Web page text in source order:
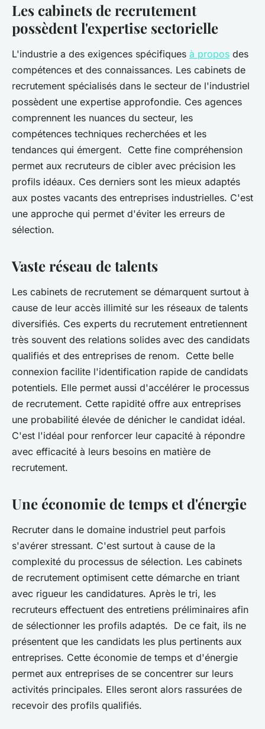
Les cabinets de recrutement
possèdent l'expertise sectorielle
L'industrie a des exigences spécifiques à propos des
compétences et des connaissances. Les cabinets de
recrutement spécialisés dans le secteur de l'industriel
possèdent une expertise approfondie. Ces agences
comprennent les nuances du secteur, les
compétences techniques recherchées et les
tendances qui émergent. Cette fine compréhension
permet aux recruteurs de cibler avec précision les
profils idéaux. Ces derniers sont les mieux adaptés
aux postes vacants des entreprises industrielles. C'est
une approche qui permet d'éviter les erreurs de
sélection.
Vaste réseau de talents
Les cabinets de recrutement se démarquent surtout à
cause de leur accès illimité sur les réseaux de talents
diversifiés. Ces experts du recrutement entretiennent
très souvent des relations solides avec des candidats
qualifiés et des entreprises de renom. Cette belle
connexion facilite l'identification rapide de candidats
potentiels. Elle permet aussi d'accélérer le processus
de recrutement. Cette rapidité offre aux entreprises
une probabilité élevée de dénicher le candidat idéal.
C'est l'idéal pour renforcer leur capacité à répondre
avec efficacité à leurs besoins en matière de
recrutement.
Une économie de temps et d'énergie
Recruter dans le domaine industriel peut parfois
s'avérer stressant. C'est surtout à cause de la
complexité du processus de sélection. Les cabinets
de recrutement optimisent cette démarche en triant
avec rigueur les candidatures. Après le tri, les
recruteurs effectuent des entretiens préliminaires afin
de sélectionner les profils adaptés. De ce fait, ils ne
présentent que les candidats les plus pertinents aux
entreprises. Cette économie de temps et d'énergie
permet aux entreprises de se concentrer sur leurs
activités principales. Elles seront alors rassurées de
recevoir des profils qualifiés.